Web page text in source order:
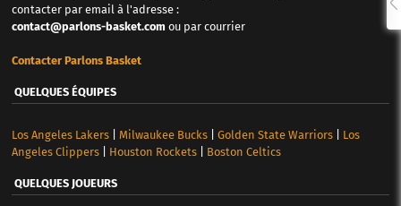
contacter par email à l'adresse :
contact@parlons-basket.com ou par courrier
Contacter Parlons Basket
QUELQUES ÉQUIPES
Los Angeles Lakers| Milwaukee Bucks| Golden State Warriors| Los
Angeles Clippers| Houston Rockets| Boston Celtics
QUELQUES JOUEURS